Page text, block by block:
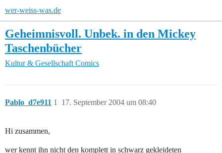
wer-weiss-was.de
Geheimnisvoll. Unbek. in den Mickey
Taschenbücher
Kultur & Gesellschaft Comics
Pablo_d7e911 17. September 2004 um 08:40
1
Hi zusammen,
wer kennt ihn nicht den komplett in schwarz gekleideten